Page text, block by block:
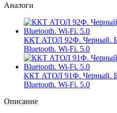
Аналоги
ККТ АТОЛ 92Ф. Черный.
Bluetooth. Wi-Fi. 5.0
ККТ АТОЛ 91Ф. Черный.
Bluetooth. Wi-Fi. 5.0
Описание